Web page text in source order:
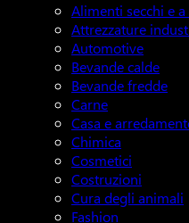
Alimenti secchi e
Attrezzature
Automotive
Bevande calde
Bevande fredde
Carne
Casa e
Chimica
Cosmetici
Costruzioni
Cura degli animali
Fashion